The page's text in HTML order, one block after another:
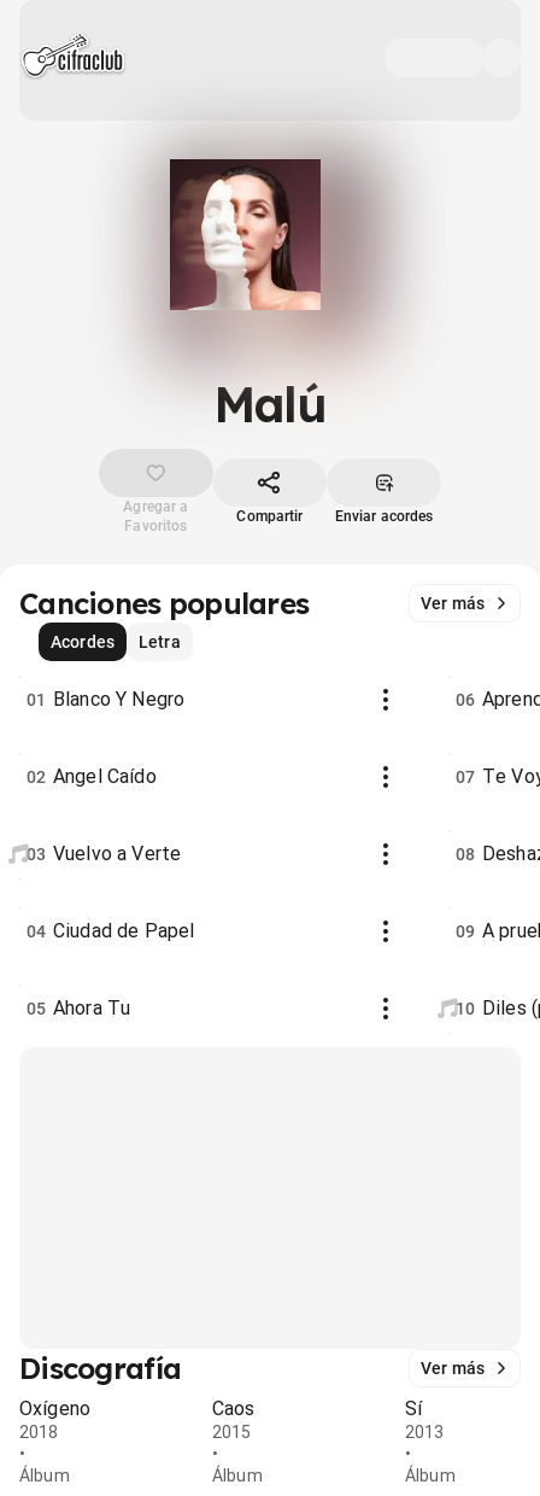
Malú
Agregar a
Favoritos
Compartir Enviar acordes
Canciones populares
Ver más
Acordes
Letra
01 Blanco Y Negro
02 Angel Caído
03 Vuelvo a Verte
04 Ciudad de Papel
05 Ahora Tu
06
07 Te
08
09 A
10 Diles
Discografía Ver más
Oxígeno
2018
•
Álbum
Caos
2015
•
Álbum
Sí
2013
•
Álbum